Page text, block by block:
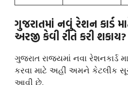
ગુજરાતમાં નવું રેશન કાર્ડ
અરજી કેવી રીતે કરી શકાય?
ગુજરાત રાજ્યમાં નવા
કરવા માટે અહીં અમને કેટલીક
આવી છે.